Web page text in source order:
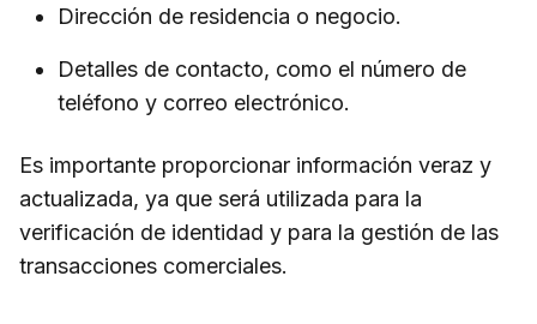
Dirección de residencia o negocio.
Detalles de contacto, como el número de
teléfono y correo electrónico.
Es importante proporcionar información veraz y
actualizada, ya que será utilizada para la
verificación de identidad y para la gestión de las
transacciones comerciales.